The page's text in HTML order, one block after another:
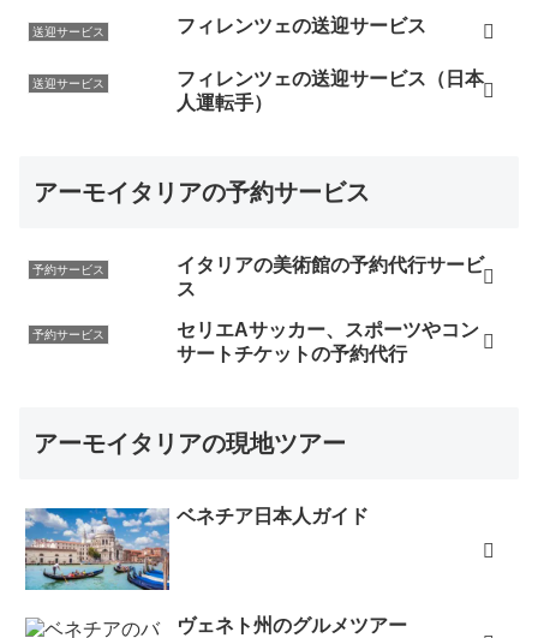
送迎サービス フィレンツェの送迎サービス
送迎サービス
フィレンツェの送迎サービス（日本
人運転手）
アーモイタリアの予約サービス
予約サービス
イタリアの美術館の予約代行サービ
ス
予約サービス
セリエAサッカー、スポーツやコン
サートチケットの予約代行
アーモイタリアの現地ツアー
ベネチア日本人ガイド
ヴェネト州のグルメツアー